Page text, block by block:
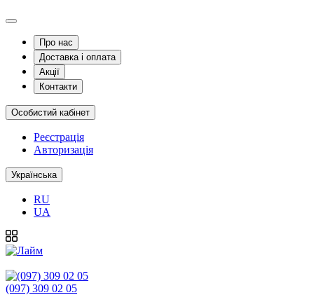
Про нас
Доставка і оплата
Акції
Контакти
Особистий кабінет
Реєстрація
Авторизація
Українська
RU
UA
(097) 309 02 05